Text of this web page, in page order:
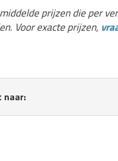
prijzen die per
Voor exacte prijzen,
naar: